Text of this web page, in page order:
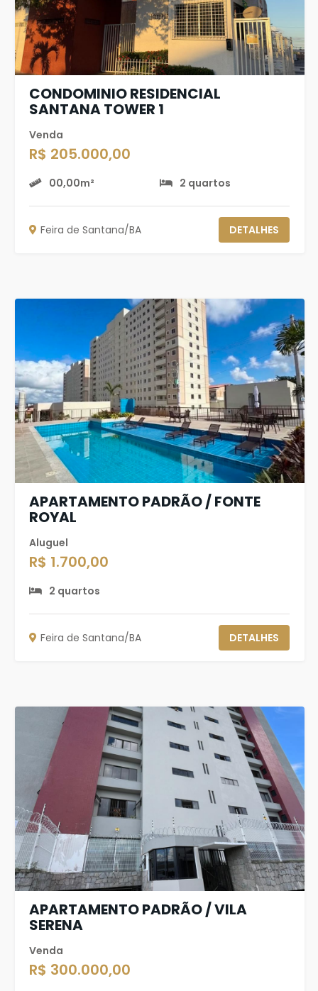
CONDOMINIO RESIDENCIAL
SANTANA TOWER 1
Venda
R$ 205.000,00
00,00m² 2 quartos
Feira de Santana/BA DETALHES
APARTAMENTO PADRÃO / FONTE
ROYAL
Aluguel
R$ 1.700,00
2 quartos
Feira de Santana/BA DETALHES
APARTAMENTO PADRÃO / VILA
SERENA
Venda
R$ 300.000,00